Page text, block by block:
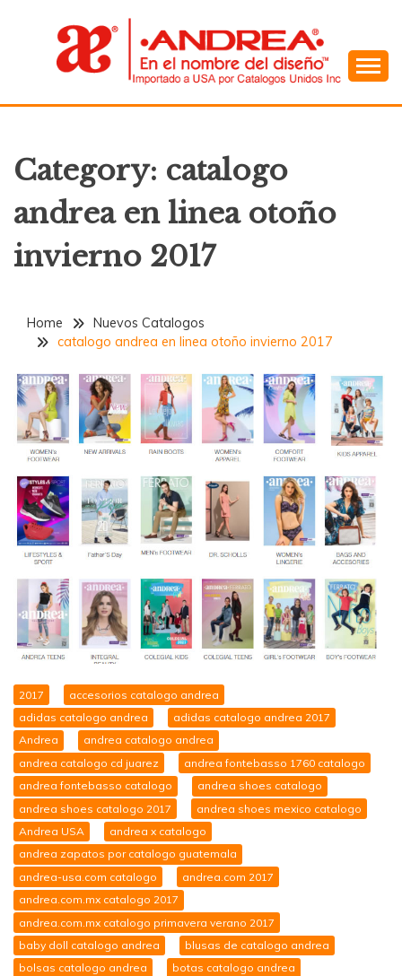
ANDREA
Category: catalogo
andrea en linea otoño
invierno 2017
Home
Nuevos Catalogos
catalogo andrea en linea otoño invierno 2017
2017
accesorios catalogo andrea
adidas catalogo andrea
adidas catalogo andrea 2017
Andrea
andrea catalogo andrea
andrea catalogo cd juarez
andrea fontebasso 1760 catalogo
andrea fontebasso catalogo
andrea shoes catalogo
andrea shoes catalogo 2017
andrea shoes mexico catalogo
Andrea USA
andrea x catalogo
andrea zapatos por catalogo guatemala
andrea-usa.com catalogo
andrea.com 2017
andrea.com.mx catalogo 2017
andrea.com.mx catalogo primavera verano 2017
baby doll catalogo andrea
blusas de catalogo andrea
bolsas catalogo andrea
botas catalogo andrea